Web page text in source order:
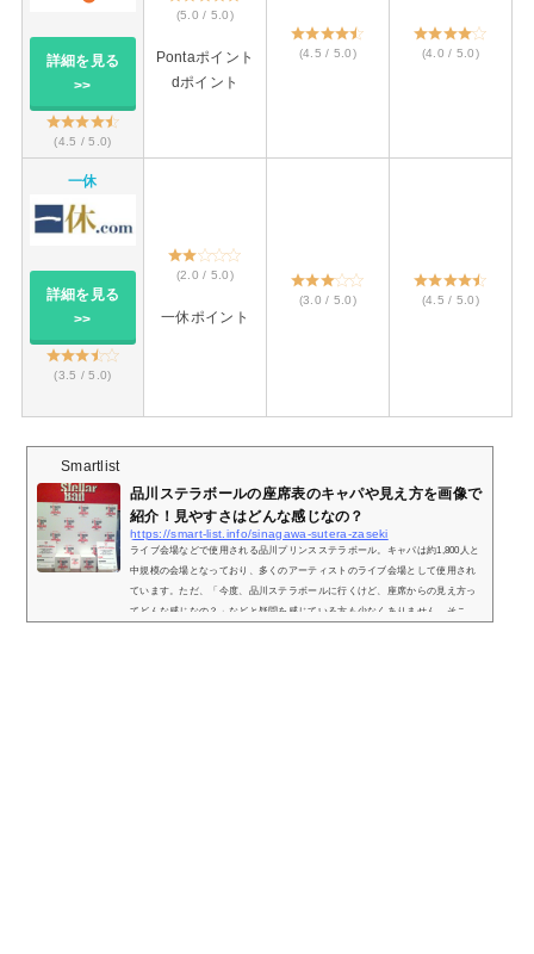
詳細を見る
>>
(4.5 / 5.0)
(5.0 / 5.0)
Pontaポイント
dポイント
(4.5 / 5.0) (4.0 / 5.0)
一休
詳細を見る
>>
(3.5 / 5.0)
(2.0 / 5.0)
一休ポイント
(3.0 / 5.0) (4.5 / 5.0)
Smartlist
品川ステラボールの座席表のキャパや見え方を画像で
紹介！見やすさはどんな感じなの？
https://smart-list.info/sinagawa-sutera-zaseki
ライブ会場などで使用される品川プリンスステラボール。キャパは約1,800人と
中規模の会場となっており、多くのアーティストのライブ会場として使用され
ています。ただ、「今度、品川ステラボールに行くけど、座席からの見え方っ
てどんな感じなの？」などと疑問を感じている方も少なくありません。そこ